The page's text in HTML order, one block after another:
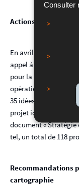
Consulter
Actions pilotes
En avril 2020, en
appel à projets a été
pour la mise en œuvre
opérationnelle
35 idées de projets
projet identifiés par
document «
tel, un total de 118
Recommandations
cartographie